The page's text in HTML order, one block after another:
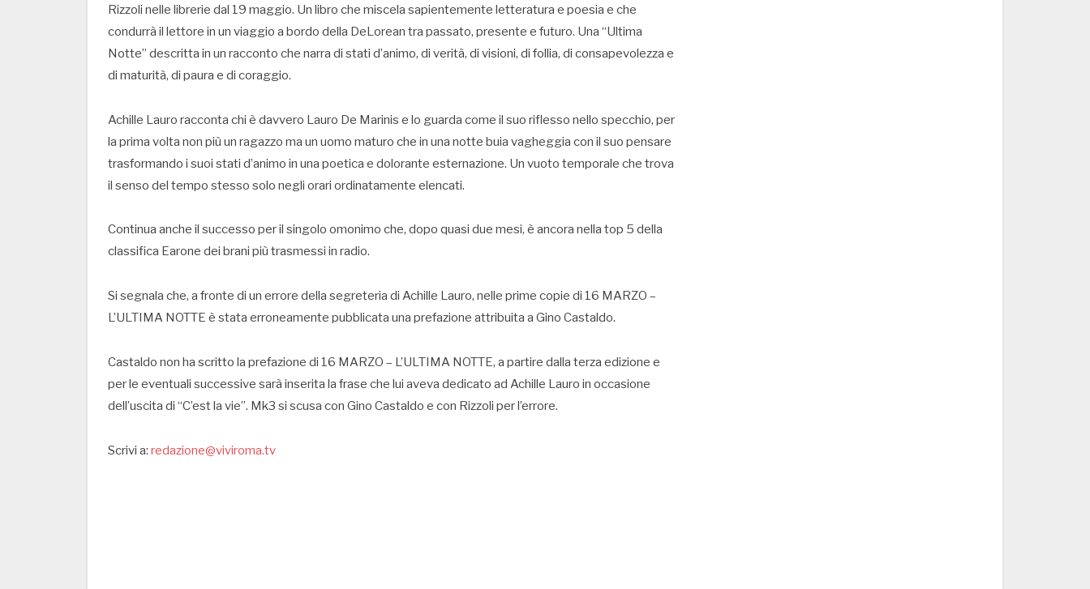
Rizzoli nelle librerie dal 19 maggio. Un libro che miscela sapientemente letteratura e poesia e che
condurrà il lettore in un viaggio a bordo della DeLorean tra passato, presente e futuro. Una “Ultima
Notte” descritta in un racconto che narra di stati d’animo, di verità, di visioni, di follia, di consapevolezza e
di maturità, di paura e di coraggio.
Achille Lauro racconta chi è davvero Lauro De Marinis e lo guarda come il suo riflesso nello specchio, per
la prima volta non più un ragazzo ma un uomo maturo che in una notte buia vagheggia con il suo pensare
trasformando i suoi stati d’animo in una poetica e dolorante esternazione. Un vuoto temporale che trova
il senso del tempo stesso solo negli orari ordinatamente elencati.
Continua anche il successo per il singolo omonimo che, dopo quasi due mesi, è ancora nella top 5 della
classifica Earone dei brani più trasmessi in radio.
Si segnala che, a fronte di un errore della segreteria di Achille Lauro, nelle prime copie di 16 MARZO –
L’ULTIMA NOTTE è stata erroneamente pubblicata una prefazione attribuita a Gino Castaldo.
Castaldo non ha scritto la prefazione di 16 MARZO – L’ULTIMA NOTTE, a partire dalla terza edizione e
per le eventuali successive sarà inserita la frase che lui aveva dedicato ad Achille Lauro in occasione
dell’uscita di “C’est la vie”. Mk3 si scusa con Gino Castaldo e con Rizzoli per l’errore.
Scrivi a: redazione@viviroma.tv